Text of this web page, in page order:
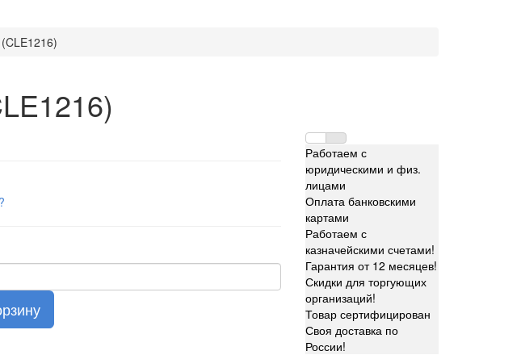
Работаем с
юридическими и физ.
лицами
Оплата банковскими
картами
Работаем с
казначейскими счетами!
Гарантия от 12 месяцев!
Скидки для торгующих
организаций!
Товар сертифицирован
Своя доставка по
России!